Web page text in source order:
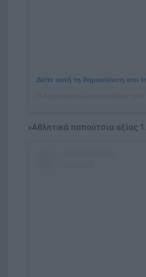
Δείτε αυτή τη δημοσίευση στο
«Αθλητικά παπούτσια αξίας